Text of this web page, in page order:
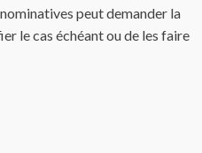
peut demander la
le cas échéant ou de les faire